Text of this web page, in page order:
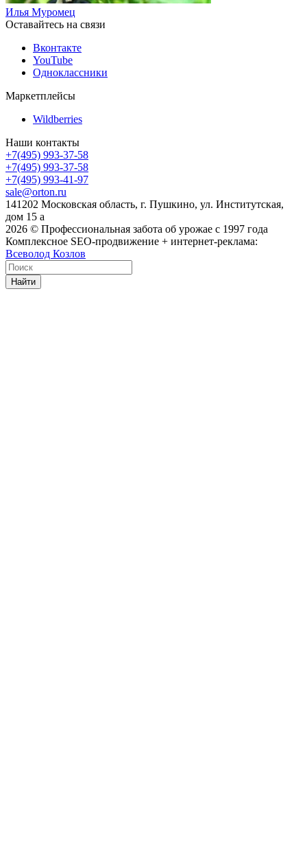
Илья Муромец
Оставайтесь на связи
Вконтакте
YouTube
Одноклассники
Маркетплейсы
Wildberries
Наши контакты
+7(495) 993-37-58
+7(495) 993-37-58
+7(495) 993-41-97
sale@orton.ru
141202 Московская область, г. Пушкино, ул. Институтская,
дом 15 а
2026 © Профессиональная забота об урожае с 1997 года
Комплексное SEO-продвижение + интернет-реклама:
Всеволод Козлов
Найти